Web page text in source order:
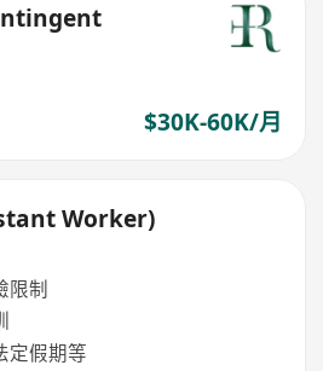
$30K-60K/月
Worker)
限制
定假期等